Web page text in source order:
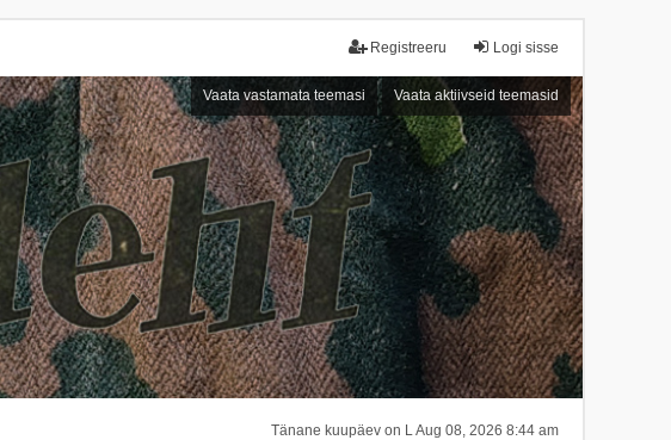
Logi sisse
Registreeru
Vaata vastamata teemasi Vaata aktiivseid teemasid
Tänane kuupäev on L Aug 08, 2026 8:44 am